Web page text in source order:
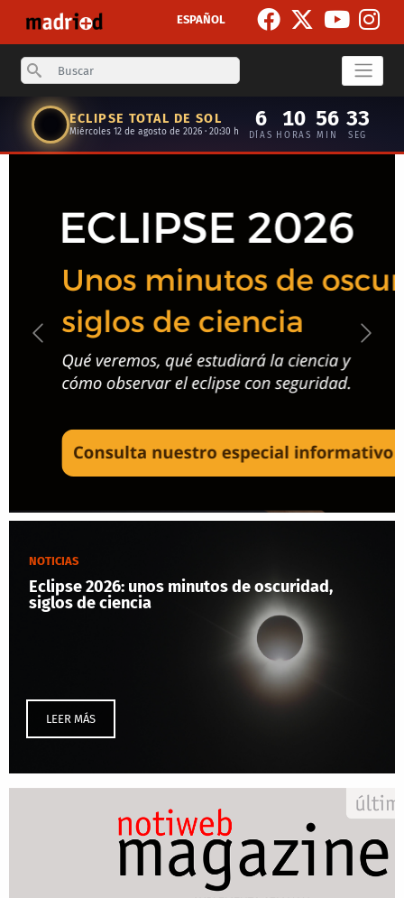
ESPAÑOL
Search
ECLIPSE TOTAL DE SOL
Miércoles 12 de agosto de 2026 · 20:30 h
6
DÍAS
10
HORAS
56
MIN
32
SEG
Anterior
NOTICIAS
Eclipse 2026: unos minutos de oscuridad,
siglos de ciencia
LEER MÁS